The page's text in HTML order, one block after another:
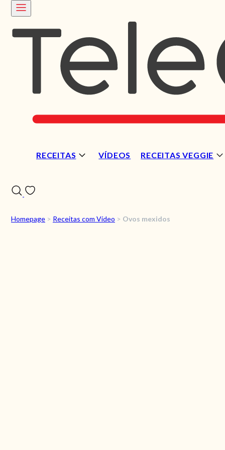
RECEITAS VÍDEOS RECEITAS VEGGIE
Homepage > Receitas com Vídeo > Ovos mexidos